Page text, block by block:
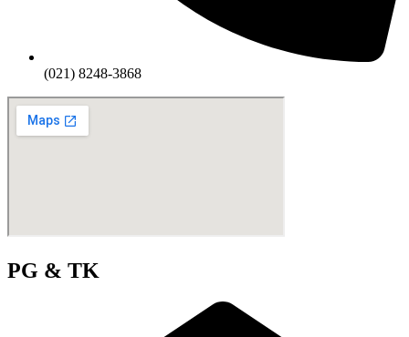
(021) 8248-3868
PG & TK